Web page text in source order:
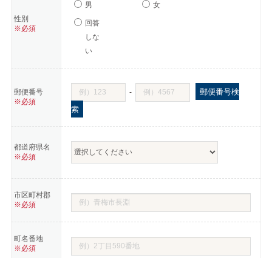
性別
※必須
男 女
回答
しな
い
郵便番号
※必須
-
郵便番号検
索
都道府県名
※必須
市区町村郡
※必須
町名番地
※必須